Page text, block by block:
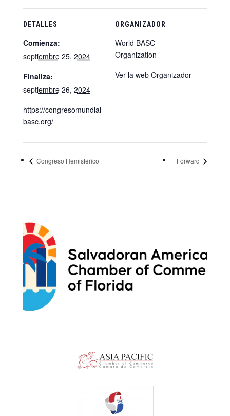
DETALLES
Comienza:
septiembre 25, 2024
Finaliza:
septiembre 26, 2024
https://congresomundial
basc.org/
ORGANIZADOR
World BASC
Organization
Ver la web Organizador
Congreso Hemisférico Forward